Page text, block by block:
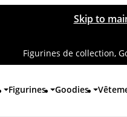
Skip to
Figurines de collection,
Figurines Goodies